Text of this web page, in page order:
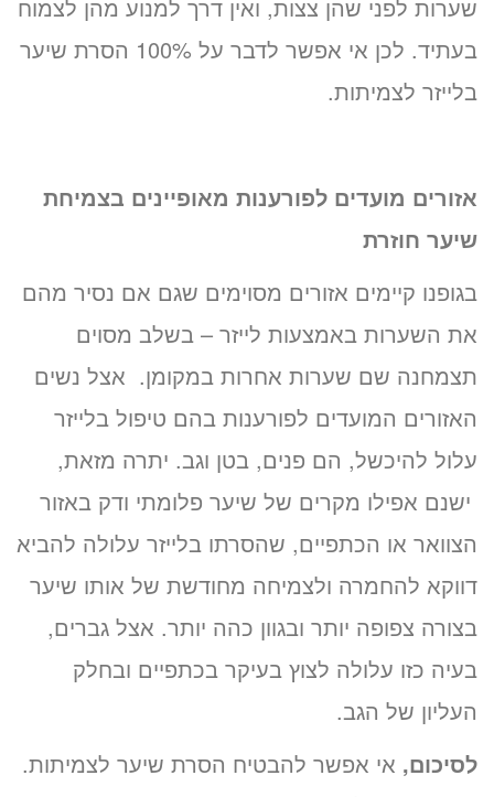
שערות לפני שהן צצות, ואין דרך למנוע מהן לצמוח
בעתיד. לכן אי אפשר לדבר על 100% הסרת שיער
בלייזר לצמיתות.
אזורים מועדים לפורענות מאופיינים בצמיחת
שיער חוזרת
בגופנו קיימים אזורים מסוימים שגם אם נסיר מהם
את השערות באמצעות לייזר – בשלב מסוים
תצמחנה שם שערות אחרות במקומן. אצל נשים
האזורים המועדים לפורענות בהם טיפול בלייזר
עלול להיכשל, הם פנים, בטן וגב. יתרה מזאת,
ישנם אפילו מקרים של שיער פלומתי ודק באזור
הצוואר או הכתפיים, שהסרתו בלייזר עלולה להביא
דווקא להחמרה ולצמיחה מחודשת של אותו שיער
בצורה צפופה יותר ובגוון כהה יותר. אצל גברים,
בעיה כזו עלולה לצוץ בעיקר בכתפיים ובחלק
העליון של הגב.
לסיכום, אי אפשר להבטיח הסרת שיער לצמיתות.